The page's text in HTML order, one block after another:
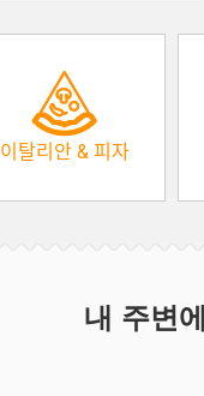
이탈리안 & 피자
내 주변